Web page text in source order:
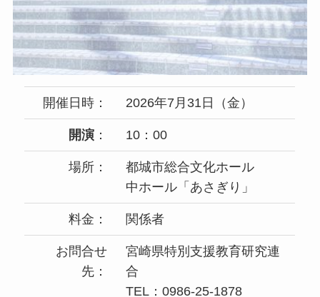
開催日時： 2026年7月31日（金）
開演： 10：00
場所：
都城市総合文化ホール
中ホール「あさぎり」
料金： 関係者
お問合せ
先：
宮崎県特別支援教育研究連
合
TEL：0986-25-1878